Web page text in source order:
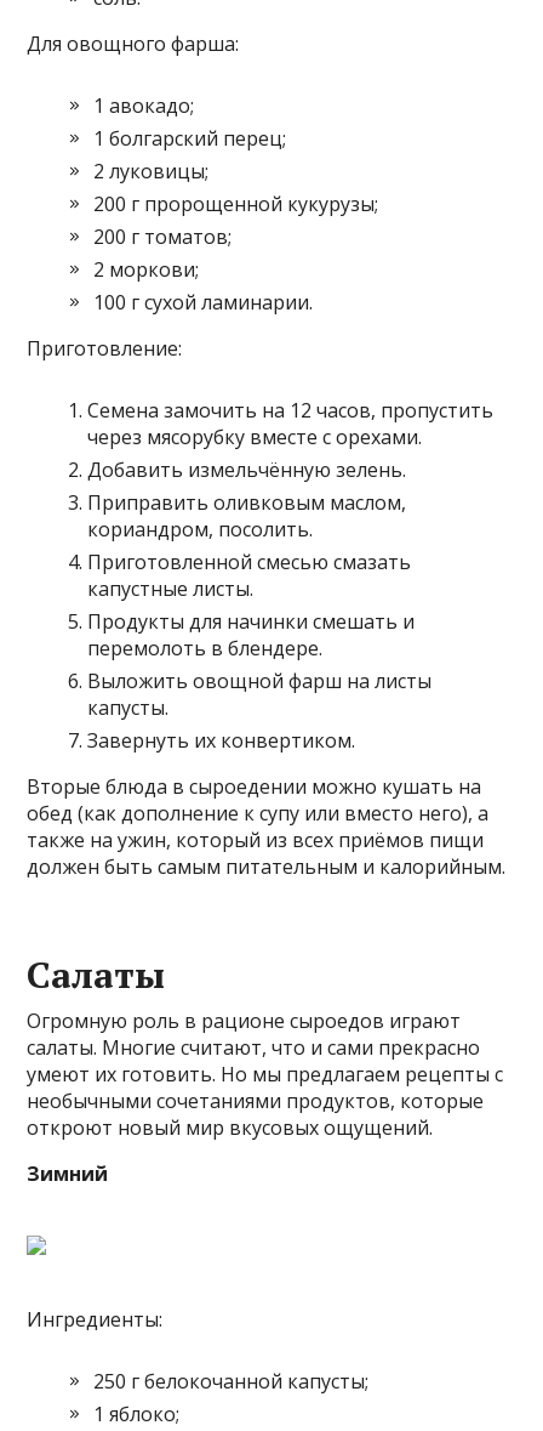
Для овощного фарша:
1 авокадо;
1 болгарский перец;
2 луковицы;
200 г пророщенной кукурузы;
200 г томатов;
2 моркови;
100 г сухой ламинарии.
Приготовление:
Семена замочить на 12 часов, пропустить
через мясорубку вместе с орехами.
Добавить измельчённую зелень.
Приправить оливковым маслом,
кориандром, посолить.
Приготовленной смесью смазать
капустные листы.
Продукты для начинки смешать и
перемолоть в блендере.
Выложить овощной фарш на листы
капусты.
Завернуть их конвертиком.
Вторые блюда в сыроедении можно кушать на
обед (как дополнение к супу или вместо него), а
также на ужин, который из всех приёмов пищи
должен быть самым питательным и калорийным.
Салаты
Огромную роль в рационе сыроедов играют
салаты. Многие считают, что и сами прекрасно
умеют их готовить. Но мы предлагаем рецепты с
необычными сочетаниями продуктов, которые
откроют новый мир вкусовых ощущений.
Зимний
Ингредиенты:
250 г белокочанной капусты;
1 яблоко;